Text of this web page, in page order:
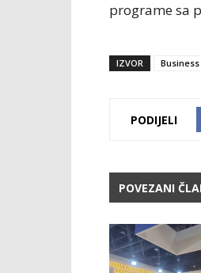
programe sa
IZVOR
PODIJELI
POVEZANI